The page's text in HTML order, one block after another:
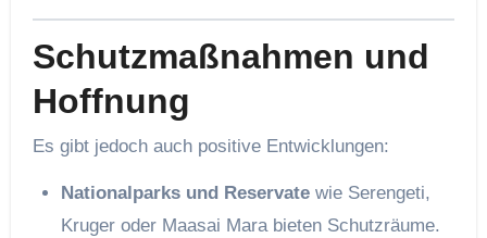
Schutzmaßnahmen und
Hoffnung
Es gibt jedoch auch positive Entwicklungen:
Nationalparks und Reservatewie Serengeti,
Kruger oder Maasai Mara bieten Schutzräume.